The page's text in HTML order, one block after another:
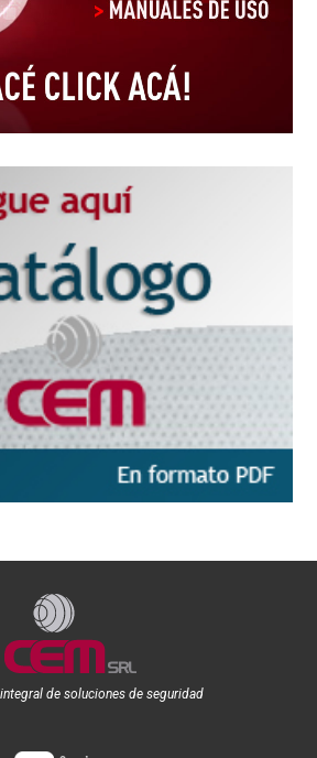
de soluciones de seguridad